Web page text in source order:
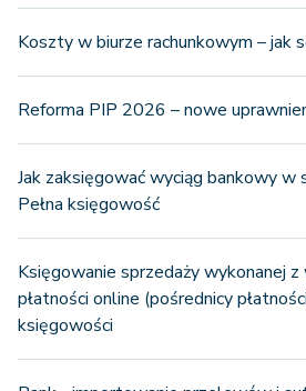
Koszty w biurze rachunkowym – jak
Reforma PIP 2026 – nowe
Jak zaksięgować wyciąg bankowy w
Pełna księgowość
Księgowanie sprzedaży wykonanej
płatności online (pośrednicy
księgowości